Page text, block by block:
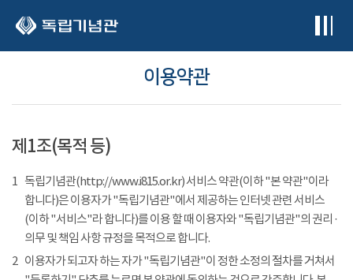
이용약관
제1조(목적 등)
1 독립기념관(http://www.i815.or.kr) 서비스 약관(이하 "본 약관"이라
합니다)은 이용자가 "독립기념관"에서 제공하는 인터넷 관련 서비스
(이하 "서비스"라 합니다)를 이용 할 때 이용자와 "독립기념관"의 권리 ·
의무 및 책임 사항 규정을 목적으로 합니다.
2 이용자가 되고자 하는 자가 "독립기념관"이 정한 소정의 절차를 거쳐서